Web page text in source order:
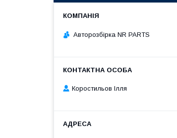
Авторозбірка NR PARTS
Коростильов Ілля